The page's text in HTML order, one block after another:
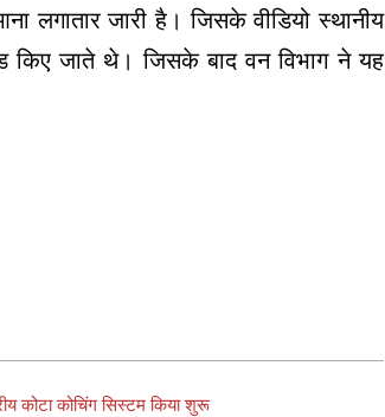
लगातार जारी है। जिसके वीडियो स्थानीय
किए जाते थे। जिसके बाद वन विभाग ने यह
कोटा कोचिंग सिस्टम किया शुरू